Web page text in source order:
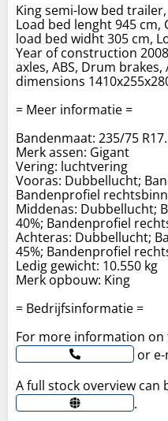
King semi-low bed
Load bed lenght 945 cm,
load bed widht 305 cm,
Year of construction
axles, ABS, Drum
dimensions
= Meer informatie =
Bandenmaat: 235/75
Merk assen: Gigant
Vering: luchtvering
Vooras: Dubbellucht;
Bandenprofiel
Middenas: Dubbellucht;
40%; Bandenprofiel
Achteras: Dubbellucht;
45%; Bandenprofiel
Ledig gewicht: 10.550 kg
Merk opbouw: King
= Bedrijfsinformatie =
For more information on
or
A full stock overview can
.